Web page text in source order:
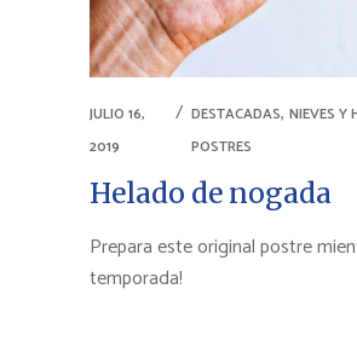
JULIO 16,
2019
DESTACADAS,NIEVES Y
POSTRES
Helado de nogada
Prepara este original postre
temporada!